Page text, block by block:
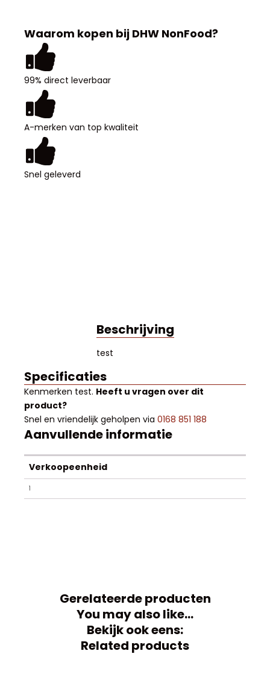
Waarom kopen bij DHW NonFood?
99% direct leverbaar
A-merken van top kwaliteit
Snel geleverd
Beschrijving
test
Specificaties
Kenmerken test. Heeft u vragen over dit
product?
Snel en vriendelijk geholpen via 0168 851 188
Aanvullende informatie
Verkoopeenheid
1
Gerelateerde producten
You may also like…
Bekijk ook eens:
Related products